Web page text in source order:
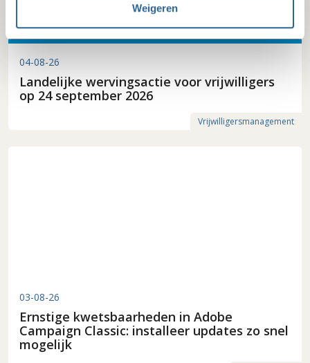
Weigeren
04-08-26
Landelijke wervingsactie voor vrijwilligers
op 24 september 2026
Vrijwilligersmanagement
03-08-26
Ernstige kwetsbaarheden in Adobe
Campaign Classic: installeer updates zo snel
mogelijk